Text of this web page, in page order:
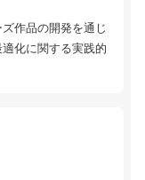
作品の開発を通じ
化に関する実践的